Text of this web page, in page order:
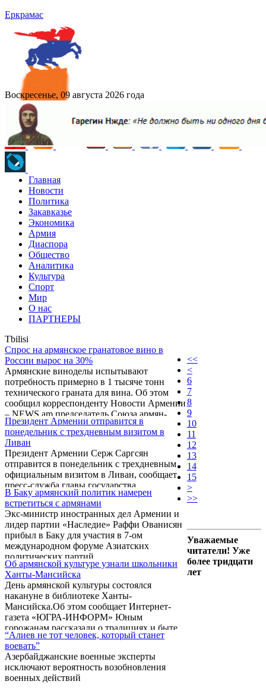
Еркрамас
Воскресенье, 09 августа 2026 года
Главная
Новости
Политика
Закавказье
Экономика
Армия
Диаспора
Общество
Аналитика
Культура
Спорт
Мир
О нас
ПАРТНЕРЫ
Tbilisi
Спрос на армянское гранатовое вино в
России вырос на 30%
Армянские виноделы испытывают
потребность примерно в 1 тысяче тонн
технического граната для вина. Об этом
сообщил корреспонденту Новости Армении
– NEWS.am председатель Союза армян-
виноделов Аваг Арутюнян.
Президент Армении отправится в
понедельник с трехдневным визитом в
Ливан
Президент Армении Серж Саргсян
отправится в понедельник с трехдневным
официальным визитом в Ливан, сообщает
пресс-служба главы государства.
В Баку армянский политик намерен
встретиться с армянами
Экс-министр иностранных дел Армении и
лидер партии «Наследие» Раффи Ованисян
прибыл в Баку для участия в 7-ом
международном форуме Азиатских
политических партий.
Об армянской культуре узнали школьники
Ханты-Мансийска
День армянской культуры состоялся
накануне в библиотеке Ханты-
Мансийска.Об этом сообщает Интернет-
газета «ЮГРА-ИНФОРМ» Юным
горожанам рассказали о традициях и быте
армян, познакомили с особенностями
национального костюма и легендами
древнего народа.
“Алиев не тот человек, который станет
воевать”
Азербайджанские военные эксперты
исключают вероятность возобновления
военных действий
<<
<
6
7
8
9
10
11
12
13
14
15
>
>>
Уважаемые
читатели! Уже
более тридцати
лет